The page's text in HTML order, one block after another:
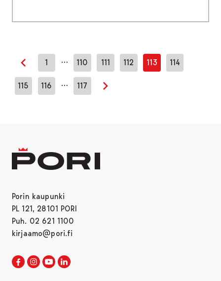
Edellinen sivu
1 … 110 111 112 113 114
115 116 … 117
Seuraava sivu
Porin kaupunki
PL 121, 28101 PORI
Puh. 02 621 1100
kirjaamo@pori.fi
Porin kaupunki Facebookissa
Avautuu uudessa välilehdessä
Porin kaupunki Instagramissa
Avautuu uudessa välilehdessä
Porin kaupunki Youtubessa
Avautuu uudessa välilehdessä